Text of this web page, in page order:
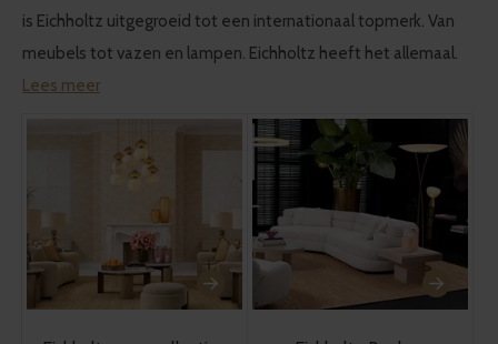
is Eichholtz uitgegroeid tot een internationaal topmerk. Van
meubels tot vazen en lampen. Eichholtz heeft het allemaal.
Lees meer